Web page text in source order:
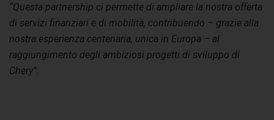
“Questa partnership ci permette di ampliare la nostra offerta
di servizi finanziari e di mobilità, contribuendo – grazie alla
nostra esperienza centenaria, unica in Europa – al
raggiungimento degli ambiziosi progetti di sviluppo di
Chery”